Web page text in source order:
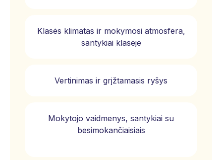
Klasės klimatas ir mokymosi atmosfera,
santykiai klasėje
Vertinimas ir grįžtamasis ryšys
Mokytojo vaidmenys, santykiai su
besimokančiaisiais